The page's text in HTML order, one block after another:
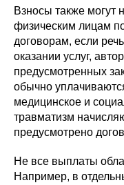
Взносы также могут
физическим лицам
договорам, если
оказании услуг,
предусмотренных
обычно
медицинское и
травматизм
предусмотрено
Не все выплаты
Например, в